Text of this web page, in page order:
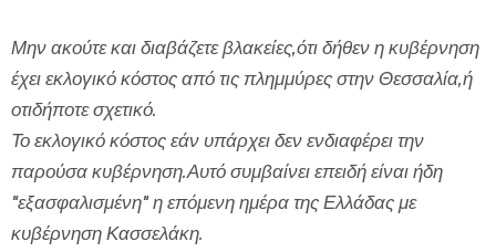
Μην ακούτε και διαβάζετε βλακείες,ότι δήθεν η κυβέρνηση
έχει εκλογικό κόστος από τις πλημμύρες στην Θεσσαλία,ή
οτιδήποτε σχετικό.
Το εκλογικό κόστος εάν υπάρχει δεν ενδιαφέρει την
παρούσα κυβέρνηση.Αυτό συμβαίνει επειδή είναι ήδη
"εξασφαλισμένη" η επόμενη ημέρα της Ελλάδας με
κυβέρνηση Κασσελάκη.